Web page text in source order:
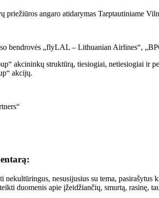
priežiūros angaro atidarymas Tarptautiniame
bendrovės „flyLAL – Lithuanian Airlines“,
akcininkų struktūrą, tiesiogiai, netiesiogiai ir
akcijų.
nekultūringus, nesusijusius su tema,
duomenis apie įžeidžiančių, smurtą, rasinę,